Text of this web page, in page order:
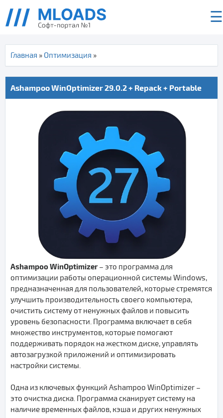
☰
Главная » Оптимизация »
Ashampoo WinOptimizer 29.0.2 + Repack + Portable
Ashampoo WinOptimizer– это программа для
оптимизации работы операционной системы Windows,
предназначенная для пользователей, которые стремятся
улучшить производительность своего компьютера,
очистить систему от ненужных файлов и повысить
уровень безопасности. Программа включает в себя
множество инструментов, которые помогают
поддерживать порядок на жестком диске, управлять
автозагрузкой приложений и оптимизировать
настройки системы.
Одна из ключевых функций Ashampoo WinOptimizer –
это очистка диска. Программа сканирует систему на
наличие временных файлов, кэша и других ненужных